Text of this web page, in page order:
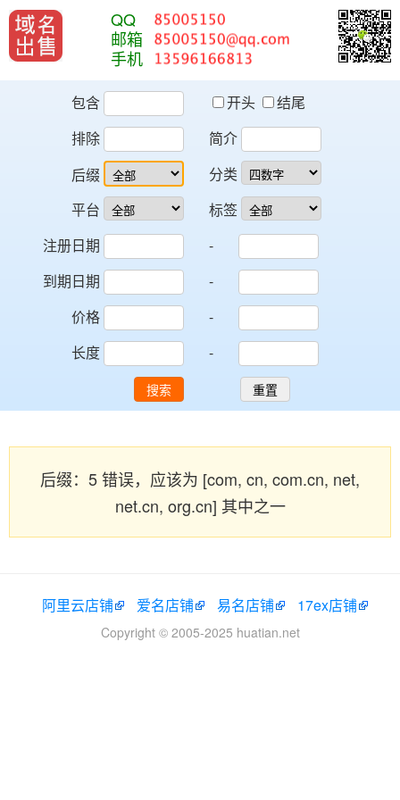
QQ
邮箱
手机
包含 开头
结尾
排除
简介
后缀
平台
分类
标签
注册日期
-
到期日期
-
价格
-
长度
-
搜索 重置
后缀：5 错误，应该为 [com, cn, com.cn, net,
net.cn, org.cn] 其中之一
阿里云店铺 爱名店铺 易名店铺 17ex店铺
Copyright © 2005-2025 huatian.net